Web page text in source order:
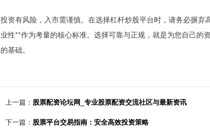
投资有风险，入市需谨慎。在选择杠杆炒股平台时，请务必摒
业性**作为考量的核心标准。选择可靠与正规，就是为您自己的
的基础。
上一篇： 股票配资论坛网_专业股票配资交流社区与最新资讯
下一篇： 股票平台交易指南：安全高效投资策略